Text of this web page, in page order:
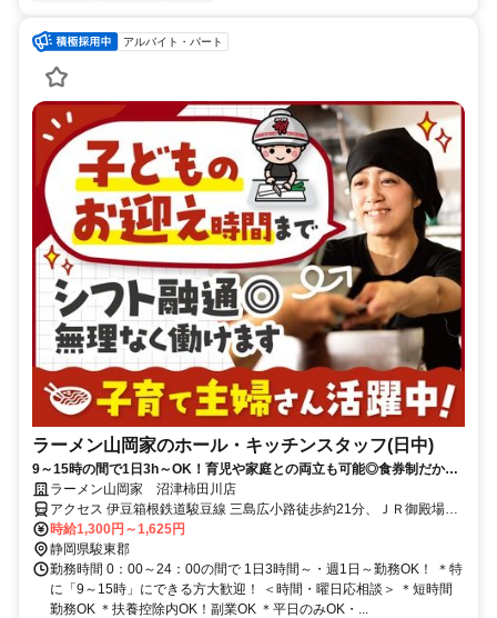
アルバイト・パート
ラーメン山岡家のホール・キッチンスタッフ(日中)
9～15時の間で1日3h～OK！育児や家庭との両立も可能◎食券制だから
レジ業務なし♪平日のみOK◎
ラーメン山岡家 沼津柿田川店
アクセス 伊豆箱根鉄道駿豆線 三島広小路徒歩約21分、ＪＲ御殿場線
大岡徒歩約29分、ＪＲ御殿場線 下土狩徒歩約31分 ※「三島広小路
駅」より車で7分
時給1,300円～1,625円
静岡県駿東郡
勤務時間 0：00～24：00の間で 1日3時間～・週1日～勤務OK！ ＊特
に「9～15時」にできる方大歓迎！ ＜時間・曜日応相談＞ ＊短時間
勤務OK ＊扶養控除内OK！副業OK ＊平日のみOK・...